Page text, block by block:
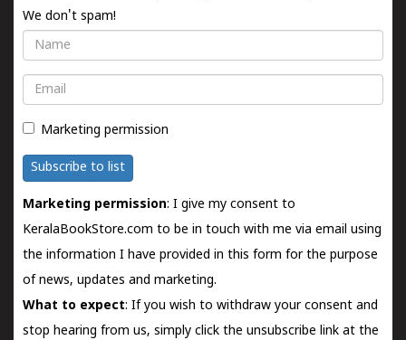
We don't spam!
Name
Email
Marketing permission
Subscribe to list
Marketing permission: I give my consent to
KeralaBookStore.com to be in touch with me via email using
the information I have provided in this form for the purpose
of news, updates and marketing.
What to expect: If you wish to withdraw your consent and
stop hearing from us, simply click the unsubscribe link at the